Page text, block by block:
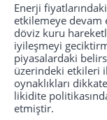
Enerji
etkilemeye
döviz kuru
iyileşmeyi
piyasalardaki
üzerindeki etkileri
oynaklıkları
likidite
etmiştir.